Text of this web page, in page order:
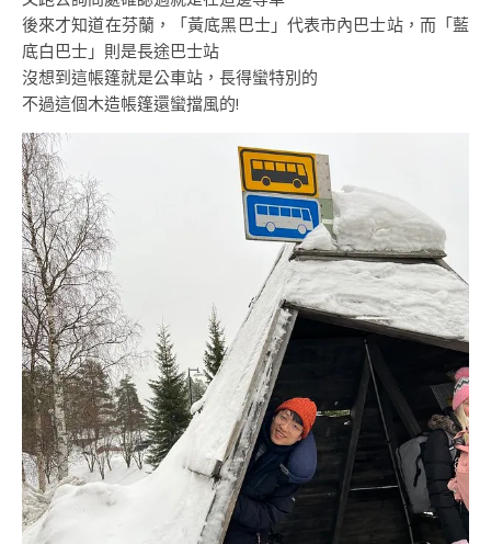
後來才知道在芬蘭，「黃底黑巴士」代表市內巴士站，而「藍
底白巴士」則是長途巴士站
沒想到這帳篷就是公車站，長得蠻特別的
不過這個木造帳篷還蠻擋風的!